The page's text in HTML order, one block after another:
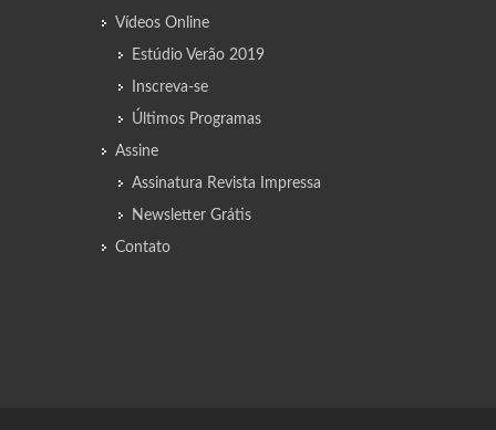
Vídeos Online
Estúdio Verão 2019
Inscreva-se
Últimos Programas
Assine
Assinatura Revista Impressa
Newsletter Grátis
Contato